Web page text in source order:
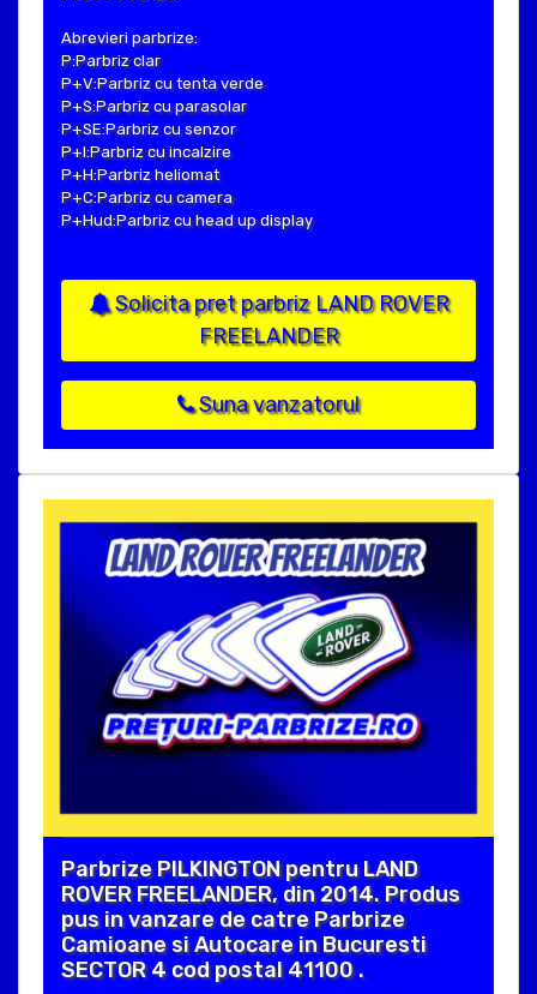
Abrevieri parbrize:
P:Parbriz clar
P+V:Parbriz cu tenta verde
P+S:Parbriz cu parasolar
P+SE:Parbriz cu senzor
P+I:Parbriz cu incalzire
P+H:Parbriz heliomat
P+C:Parbriz cu camera
P+Hud:Parbriz cu head up display
Solicita pret parbriz LAND ROVER
FREELANDER
Suna vanzatorul
Parbrize PILKINGTON pentru LAND
ROVER FREELANDER, din 2014. Produs
pus in vanzare de catre Parbrize
Camioane si Autocare in Bucuresti
SECTOR 4 cod postal 41100 .